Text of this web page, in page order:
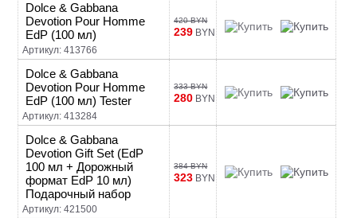
Dolce & Gabbana
Devotion Pour Homme
EdP (100 мл)
Артикул: 413766
420 BYN
239 BYN
Dolce & Gabbana
Devotion Pour Homme
EdP (100 мл) Tester
Артикул: 413284
333 BYN
280 BYN
Dolce & Gabbana
Devotion Gift Set (EdP
100 мл + Дорожный
формат EdP 10 мл)
Подарочный набор
Артикул: 421500
384 BYN
323 BYN